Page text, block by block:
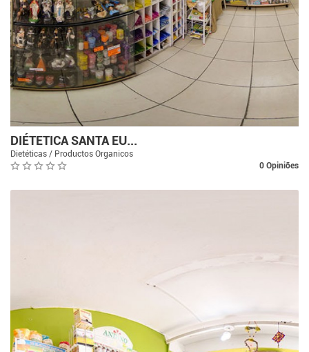
DIÉTETICA SANTA EU...
Dietéticas / Productos Organicos
0 Opiniões